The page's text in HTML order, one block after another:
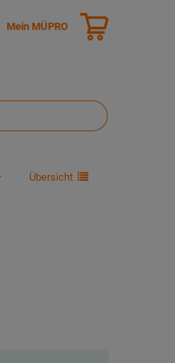
Mein MÜPRO
Übersicht